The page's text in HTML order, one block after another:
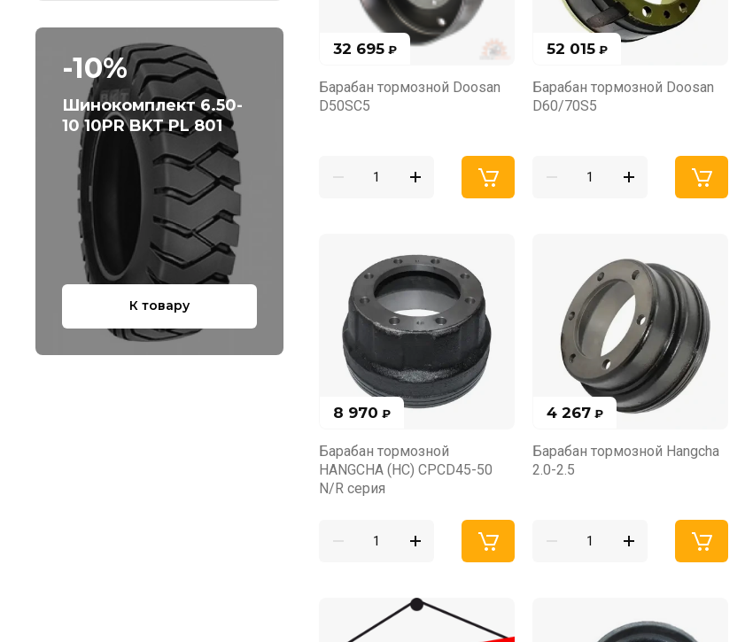
-10%
Шинокомплект 6.50-
10 10PR BKT PL 801
К товару
32 695 ₽
Барабан тормозной Doosan
D50SC5
52 015 ₽
Барабан тормозной Doosan
D60/70S5
8 970 ₽
Барабан тормозной
HANGCHA (HC) CPСD45-50
N/R серия
4 267 ₽
Барабан тормозной Hangcha
2.0-2.5